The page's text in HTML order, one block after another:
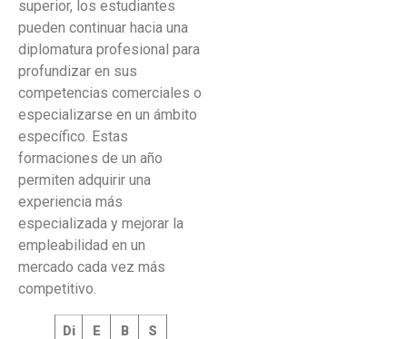
superior, los estudiantes
pueden continuar hacia una
diplomatura profesional para
profundizar en sus
competencias comerciales o
especializarse en un ámbito
específico. Estas
formaciones de un año
permiten adquirir una
experiencia más
especializada y mejorar la
empleabilidad en un
mercado cada vez más
competitivo.
Di
E
B
S